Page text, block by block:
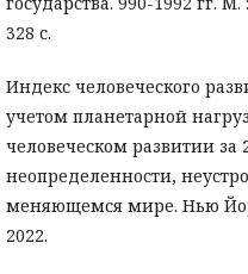
328 с.
Индекс человеческого
учетом планетарной
человеческом развитии за
неопределенности,
меняющемся мире. Нью
2022.